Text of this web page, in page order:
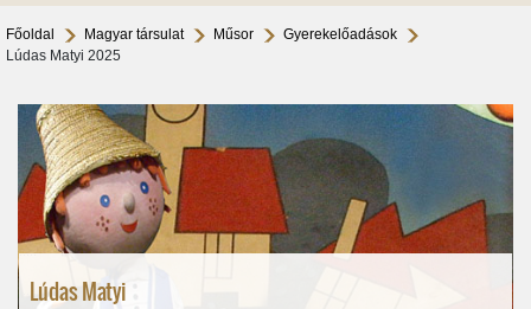
Főoldal Magyar társulat Műsor
Gyerekelőadások
Lúdas Matyi 2025
Lúdas Matyi